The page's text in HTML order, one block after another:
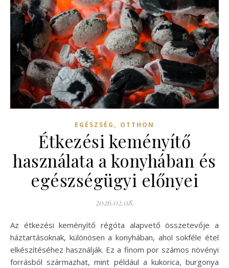
EGÉSZSÉG , OTTHON
Étkezési keményítő
használata a konyhában és
egészségügyi előnyei
2026.02.08.
Az étkezési keményítő régóta alapvető összetevője a
háztartásoknak, különösen a konyhában, ahol sokféle étel
elkészítéséhez használják. Ez a finom por számos növényi
forrásból származhat, mint például a kukorica, burgonya